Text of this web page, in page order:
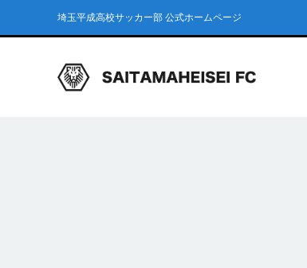
埼玉平成高校サッカー部 公式ホームページ